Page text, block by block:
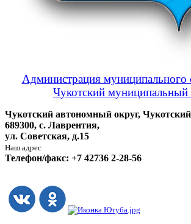
Администрация муниципального
Чукотский муниципальный
Чукотский автономный округ,
689300, с. Лаврентия,
ул. Советская, д.15
Наш адрес
Телефон/факс: +7 42736 2-28-56